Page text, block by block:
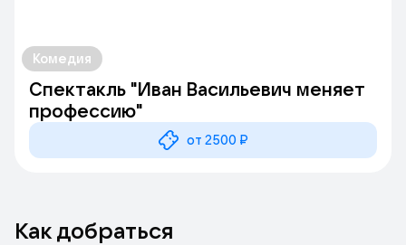
Комедия
Спектакль "Иван Васильевич меняет
профессию"
от 2500 ₽
Как добраться